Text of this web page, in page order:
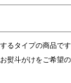
るタイプの商品で
熨斗がけをご希望